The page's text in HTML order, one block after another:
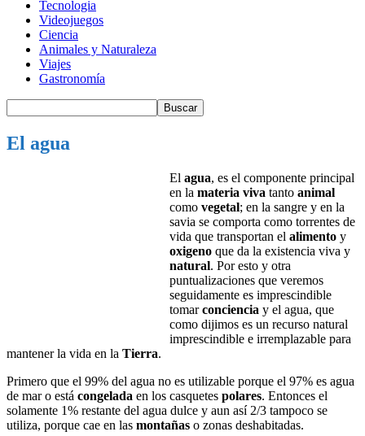
Tecnologia
Videojuegos
Ciencia
Animales y Naturaleza
Viajes
Gastronomía
El agua
El agua, es el componente principal
en la materia viva tanto animal
como vegetal; en la sangre y en la
savia se comporta como torrentes de
vida que transportan el alimento y
oxigeno que da la existencia viva y
natural. Por esto y otra
puntualizaciones que veremos
seguidamente es imprescindible
tomarconciencia y el agua, que
como dijimos es un recurso natural
imprescindible e irremplazable para
mantener la vida en la Tierra.
Primero que el 99% del agua no es utilizable porque el 97% es agua
de mar o está congelada en los casquetes polares. Entonces el
solamente 1% restante del agua dulce y aun así 2/3 tampoco se
utiliza, porque cae en las montañas o zonas deshabitadas.